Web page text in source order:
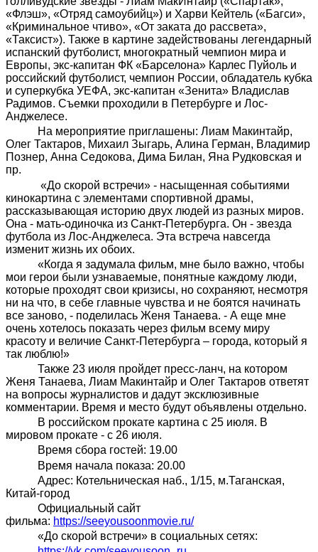
«Флэш», «Отряд самоубийц») и Харви Кейтель («Багси»,
«Криминальное чтиво», «От заката до рассвета»,
«Таксист»). Также в картине задействованы легендарный
испанский футболист, многократный чемпион мира и
Европы, экс-капитан ФК «Барселона» Карлес Пуйоль и
российский футболист, чемпион России, обладатель кубка
и суперкубка УЕФА, экс-капитан «Зенита» Владислав
Радимов. Съемки проходили в Петербурге и Лос-
Анджелесе.
На мероприятие приглашены: Лиам Макинтайр,
Олег Тактаров, Михаил Зыгарь, Алина Герман, Владимир
Познер, Анна Седокова, Дима Билан, Яна Рудковская и
пр.
«До скорой встречи» - насыщенная событиями
кинокартина с элементами спортивной драмы,
рассказывающая историю двух людей из разных миров.
Она - мать-одиночка из Санкт-Петербурга. Он - звезда
футбола из Лос-Анджелеса. Эта встреча навсегда
изменит жизнь их обоих.
«Когда я задумала фильм, мне было важно, чтобы
мои герои были узнаваемые, понятные каждому люди,
которые проходят свои кризисы, но сохраняют, несмотря
ни на что, в себе главные чувства и не боятся начинать
все заново, - поделилась Женя Танаева. - А еще мне
очень хотелось показать через фильм всему миру
красоту и величие Санкт-Петербурга – города, который я
так люблю!»
Также 23 июля пройдет пресс-ланч, на котором
Женя Танаева, Лиам Макинтайр и Олег Тактаров ответят
на вопросы журналистов и дадут эксклюзивные
комментарии. Время и место будут объявлены отдельно.
В российском прокате картина с 25 июля. В
мировом прокате - с 26 июля.
Время сбора гостей: 19.00
Время начала показа: 20.00
Адрес: Котельническая наб., 1/15, м.Таганская,
Китай-город
Официальный сайт
фильма: https://seeyousoonmovie.ru/
«До скорой встречи» в социальных сетях: